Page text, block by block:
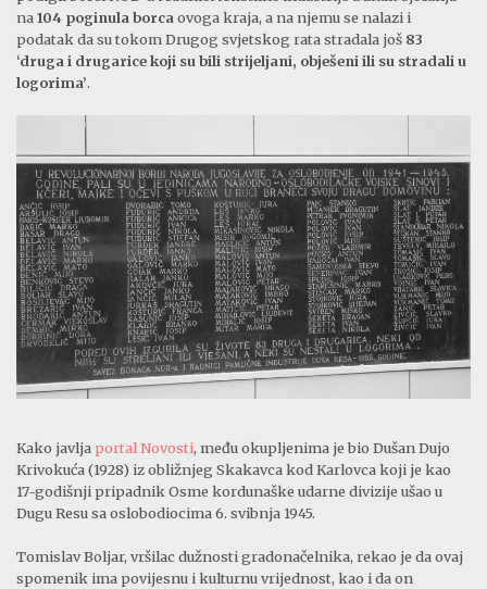
na 104 poginula borca ovoga kraja, a na njemu se nalazi i
podatak da su tokom Drugog svjetskog rata stradala još 83
‘druga i drugarice koji su bili strijeljani, obješeni ili su stradali u
logorima’.
Kako javlja portal Novosti, među okupljenima je bio Dušan Dujo
Krivokuća (1928) iz obližnjeg Skakavca kod Karlovca koji je kao
17-godišnji pripadnik Osme kordunaške udarne divizije ušao u
Dugu Resu sa oslobodiocima 6. svibnja 1945.
Tomislav Boljar, vršilac dužnosti gradonačelnika, rekao je da ovaj
spomenik ima povijesnu i kulturnu vrijednost, kao i da on